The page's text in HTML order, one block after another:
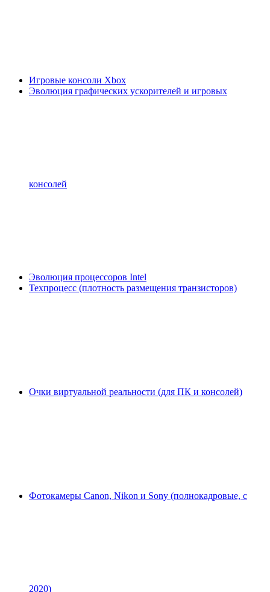
Игровые консоли Xbox
Эволюция графических ускорителей и игровых
консолей
Эволюция процессоров Intel
Техпроцесс (плотность размещения транзисторов)
Очки виртуальной реальности (для ПК и консолей)
Фотокамеры Canon, Nikon и Sony (полнокадровые, с
2020)